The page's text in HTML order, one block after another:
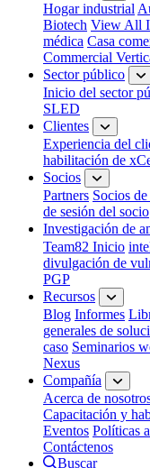
Hogar industrial
Biotech View All
médica Casa
Commercial
Sector público
Inicio del sector
SLED
Clientes
Experiencia del
habilitación de
Socios
Partners Socios
de sesión del socio
Investigación de
Team82 Inicio
divulgación de
PGP
Recursos
Blog Informes
generales de
caso Seminarios
Nexus
Compañía
Acerca de
Capacitación y
Eventos Políticas
Contáctenos
Buscar